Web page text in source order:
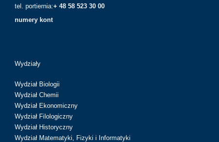
tel. portiernia:+ 48 58 523 30 00
numery kont
Wydziały
Wydział Biologii
Wydział Chemii
Wydział Ekonomiczny
Wydział Filologiczny
Wydział Historyczny
Wydział Matematyki, Fizyki i Informatyki